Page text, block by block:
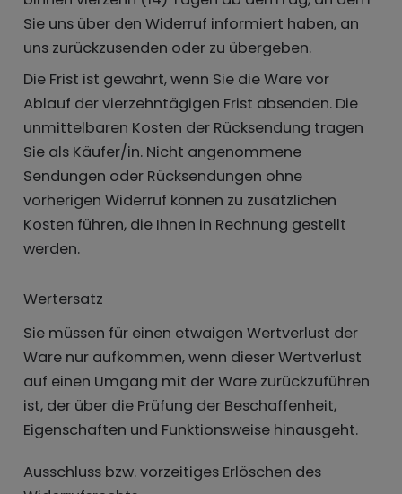
Sie uns über den Widerruf informiert haben, an
uns zurückzusenden oder zu übergeben.
Die Frist ist gewahrt, wenn Sie die Ware vor
Ablauf der vierzehntägigen Frist absenden. Die
unmittelbaren Kosten der Rücksendung tragen
Sie als Käufer/in. Nicht angenommene
Sendungen oder Rücksendungen ohne
vorherigen Widerruf können zu zusätzlichen
Kosten führen, die Ihnen in Rechnung gestellt
werden.
Wertersatz
Sie müssen für einen etwaigen Wertverlust der
Ware nur aufkommen, wenn dieser Wertverlust
auf einen Umgang mit der Ware zurückzuführen
ist, der über die Prüfung der Beschaffenheit,
Eigenschaften und Funktionsweise hinausgeht.
Ausschluss bzw. vorzeitiges Erlöschen des